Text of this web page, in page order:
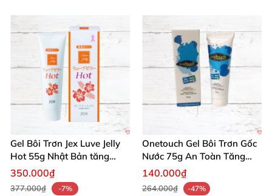
Gel Bôi Trơn Jex Luve Jelly
Hot 55g Nhật Bản tăng
khoái cảm nữ dễ sử dụng
350.000₫
377.000₫
-7%
Onetouch Gel Bôi Trơn Gốc
Nước 75g An Toàn Tăng
Khoái Cảm
140.000₫
264.000₫
-47%